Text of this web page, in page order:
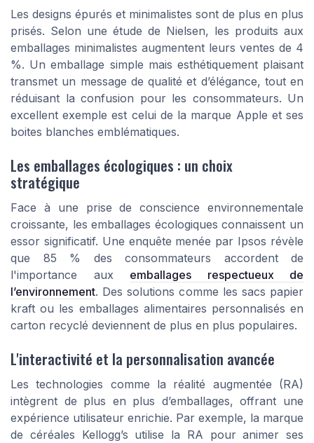
Les designs épurés et minimalistes sont de plus en plus
prisés. Selon une étude de Nielsen, les produits aux
emballages minimalistes augmentent leurs ventes de 4
%. Un emballage simple mais esthétiquement plaisant
transmet un message de qualité et d’élégance, tout en
réduisant la confusion pour les consommateurs. Un
excellent exemple est celui de la marque Apple et ses
boites blanches emblématiques.
Les emballages écologiques : un choix
stratégique
Face à une prise de conscience environnementale
croissante, lesemballages écologiques connaissent un
essor significatif. Une enquête menée par Ipsos révèle
que 85 % des consommateurs accordent de
l'importance aux emballages respectueux de
l’environnement. Des solutions comme les sacs papier
kraft ou les emballages alimentaires personnalisés en
carton recyclé deviennent de plus en plus populaires.
L'interactivité et la personnalisation avancée
Les technologies comme la réalité augmentée (RA)
intègrent de plus en plus d’emballages, offrant une
expérience utilisateur enrichie. Par exemple, la marque
de céréales Kellogg’s utilise la RA pour animer ses